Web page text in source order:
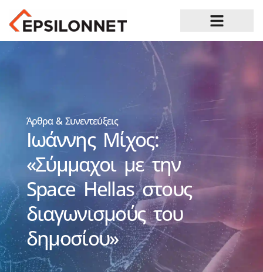
Άρθρα & Συνεντεύξεις
Ιωάννης Μίχος:
«Σύμμαχοι με την
Space Hellas στους
διαγωνισμούς του
δημοσίου»